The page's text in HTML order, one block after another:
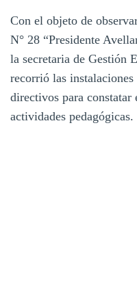
Con el objeto de
N° 28 “Presidente
la secretaria de Gestión
recorrió las
directivos para
actividades pedagógicas.